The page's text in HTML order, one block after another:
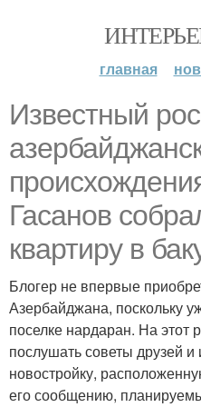
главная
Известный
Гасанов
квартиру в
Блогер не впервые
Азербайджана, поскольку
поселке нардаран. На этот
послушать советы друзей и
новостройку,
его сообщению,